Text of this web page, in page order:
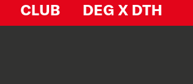
CLUB DEG X DTH